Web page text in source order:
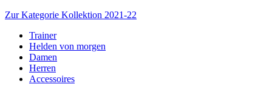
Zur Kategorie Kollektion 2021-22
Trainer
Helden von morgen
Damen
Herren
Accessoires